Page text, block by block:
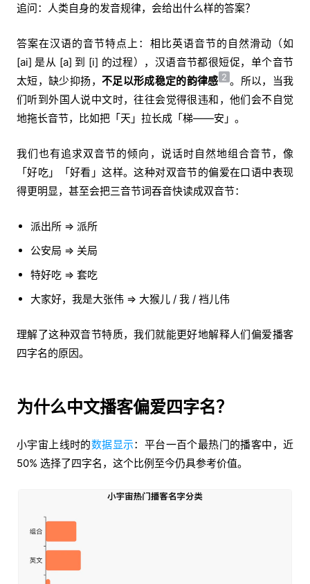
追问：人类自身的发音规律，会给出什么样的答案？
答案在汉语的音节特点上：相比英语音节的自然滑动（如
[ai] 是从 [a] 到 [i] 的过程），汉语音节都很短促，单个音节
太短，缺少抑扬， 不足以形成稳定的韵律感 2 。所以，当我
们听到外国人说中文时，往往会觉得很违和，他们会不自觉
地拖长音节，比如把「天」拉长成「梯——安」。
我们也有追求双音节的倾向，说话时自然地组合音节，像
「好吃」「好看」这样。这种对双音节的偏爱在口语中表现
得更明显，甚至会把三音节词吞音快读成双音节：
派出所 => 派所
公安局 => 关局
特好吃 => 套吃
大家好，我是大张伟 => 大猴儿 / 我 / 裆儿伟
理解了这种双音节特质，我们就能更好地解释人们偏爱播客
四字名的原因。
为什么中文播客偏爱四字名？
小宇宙上线时的数据显示：平台一百个最热门的播客中，近
50% 选择了四字名，这个比例至今仍具参考价值。